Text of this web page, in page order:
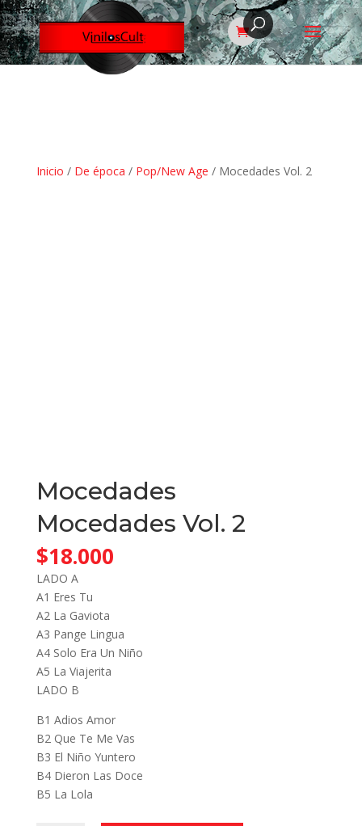
Inicio / De época / Pop/New Age / Mocedades Vol. 2
Mocedades
Mocedades Vol. 2
$18.000
LADO A
A1 Eres Tu
A2 La Gaviota
A3 Pange Lingua
A4 Solo Era Un Niño
A5 La Viajerita
LADO B
B1 Adios Amor
B2 Que Te Me Vas
B3 El Niño Yuntero
B4 Dieron Las Doce
B5 La Lola